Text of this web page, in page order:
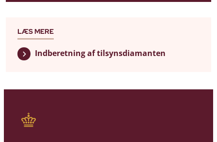
LÆS MERE
Indberetning af tilsynsdiamanten